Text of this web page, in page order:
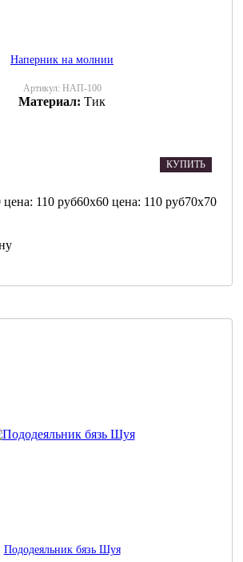
Наперник на молнии
Артикул: НАП-100
Материал: Тик
КУПИТЬ
цена: 110 руб60х60 цена: 110 руб70х70
Пододеяльник бязь Шуя